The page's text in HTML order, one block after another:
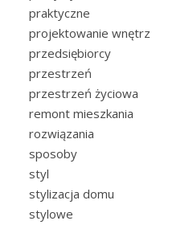
praktyczne
projektowanie wnętrz
przedsiębiorcy
przestrzeń
przestrzeń życiowa
remont mieszkania
rozwiązania
sposoby
styl
stylizacja domu
stylowe